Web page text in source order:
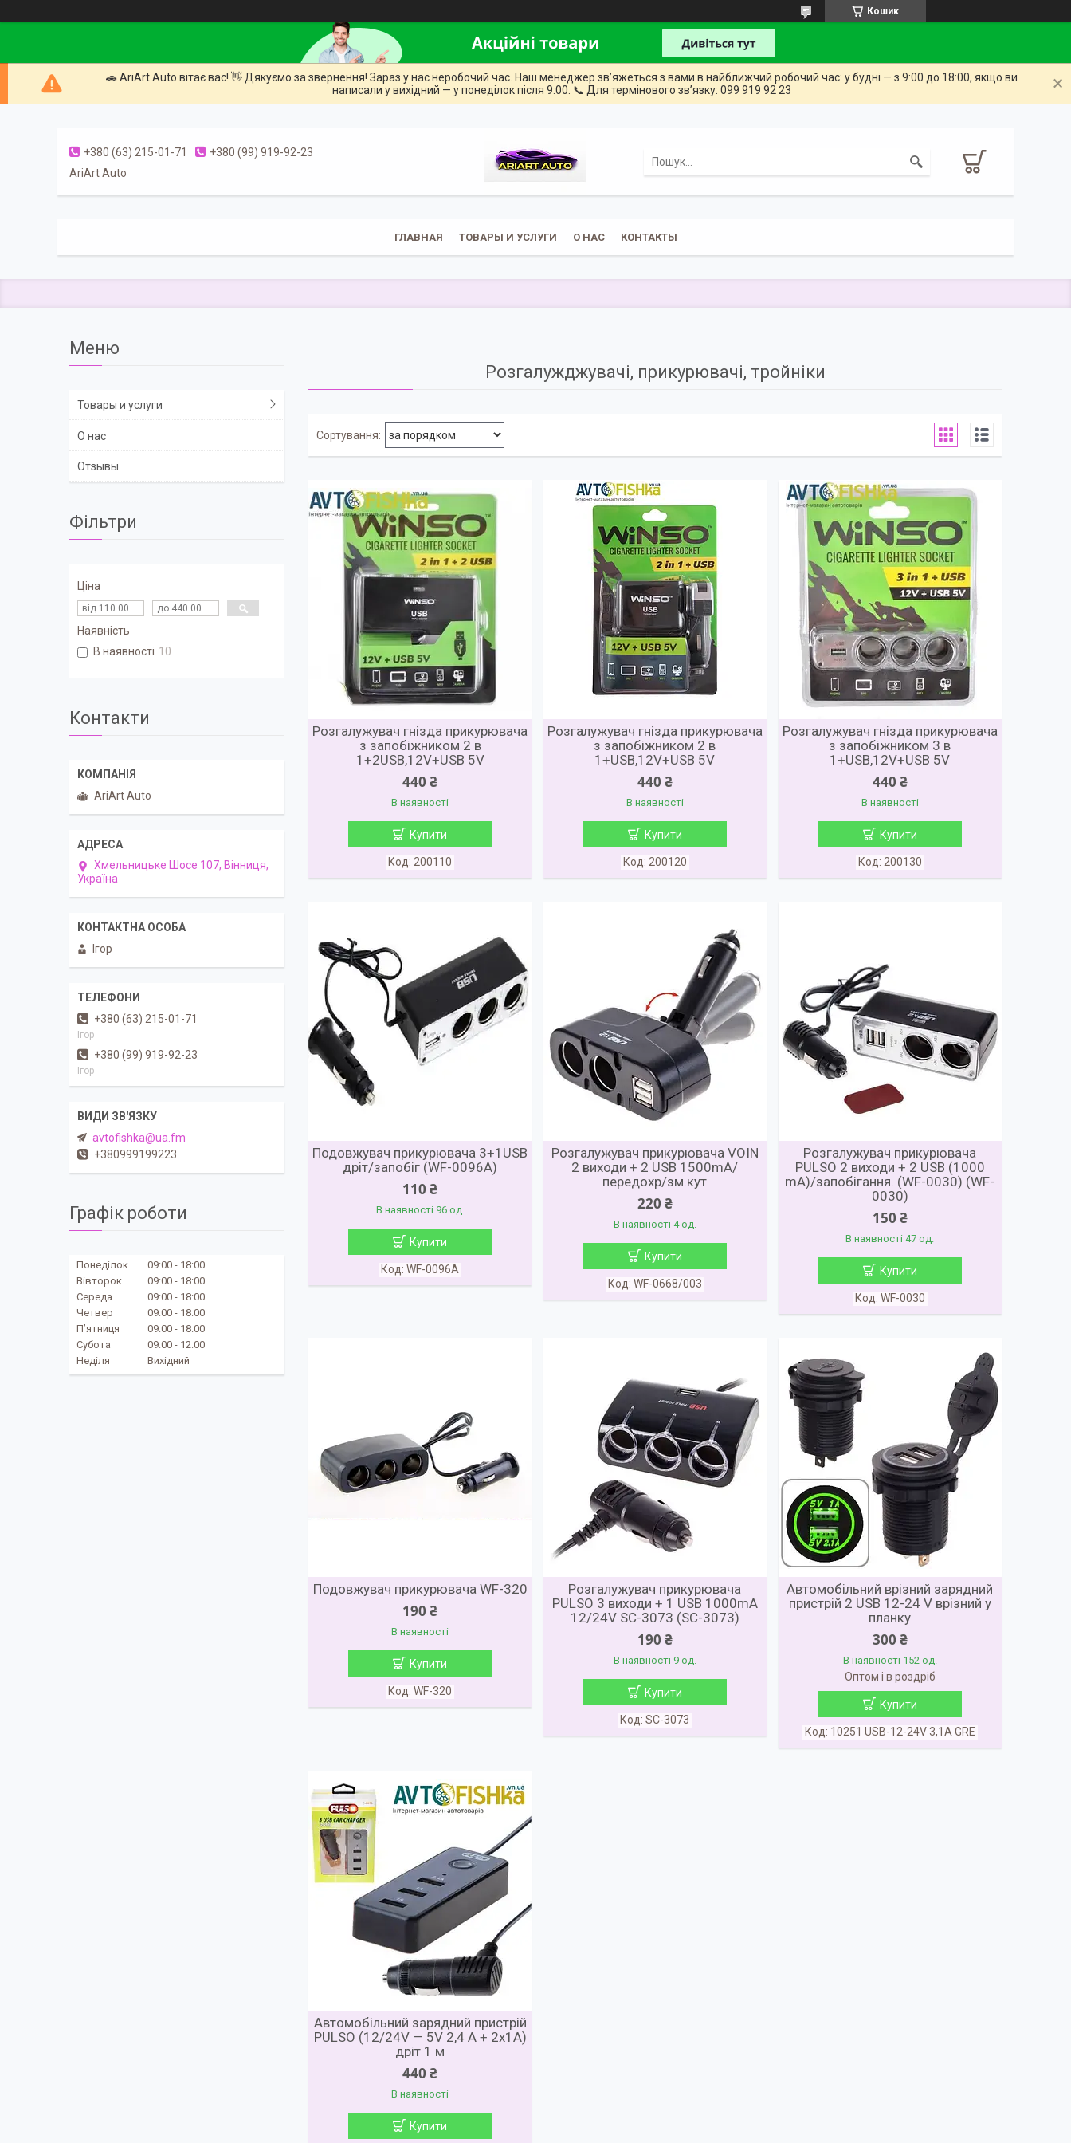
Кошик
🚗 AriArt Auto вітає вас! 👋 Дякуємо за звернення! Зараз у нас неробочий час. Наш менеджер зв’яжеться з вами в найближчий робочий час: у будні — з 9:00 до 18:00, якщо ви
написали у вихідний — у понеділок після 9:00. 📞 Для термінового зв’язку: 099 919 92 23
+380 (63) 215-01-71
+380 (99) 919-92-23
AriArt Auto
ГЛАВНАЯ ТОВАРЫ И УСЛУГИ О НАС КОНТАКТЫ
Розгалужджувачі, прикурювачі, тройніки
Розгалужувач гнізда прикурювача
з запобіжником 2 в
1+2USB,12V+USB 5V
440 ₴
В наявності
Купити
200110
Розгалужувач гнізда прикурювача
з запобіжником 2 в
1+USB,12V+USB 5V
440 ₴
В наявності
Купити
200120
Розгалужувач гнізда прикурювача
з запобіжником 3 в
1+USB,12V+USB 5V
440 ₴
В наявності
Купити
200130
Подовжувач прикурювача 3+1USB
дріт/запобіг (WF-0096A)
110 ₴
В наявності 96 од.
Купити
WF-0096A
Розгалужувач прикурювача VOIN
2 виходи + 2 USB 1500mA/
передохр/зм.кут
220 ₴
В наявності 4 од.
Купити
WF-0668/003
Розгалужувач прикурювача
PULSO 2 виходи + 2 USB (1000
mA)/запобігання. (WF-0030) (WF-
0030)
150 ₴
В наявності 47 од.
Купити
WF-0030
Подовжувач прикурювача WF-320
190 ₴
В наявності
Купити
WF-320
Розгалужувач прикурювача
PULSO 3 виходи + 1 USB 1000mA
12/24V SC-3073 (SC-3073)
190 ₴
В наявності 9 од.
Купити
SC-3073
Автомобільний врізний зарядний
пристрій 2 USB 12-24 V врізний у
планку
300 ₴
В наявності 152 од.
Оптом і в роздріб
Купити
10251 USB-12-24V 3,1A GRE
Автомобільний зарядний пристрій
PULSO (12/24V — 5V 2,4 А + 2х1А)
дріт 1 м
440 ₴
В наявності
Купити
Товары и услуги
О нас
Отзывы
Фільтри
Ціна
Наявність
В наявності 10
Контакти
AriArt Auto
Хмельницьке Шосе 107, Вінниця,
Україна
Ігор
+380 (63) 215-01-71
Ігор
+380 (99) 919-92-23
Ігор
avtofishka@ua.fm
+380999199223
Графік роботи
Понеділок 09:00
18:00
Вівторок
09:00
18:00
Середа
09:00
18:00
Четвер
09:00
18:00
Пʼятниця
09:00
18:00
Субота
09:00
12:00
Неділя
Вихідний